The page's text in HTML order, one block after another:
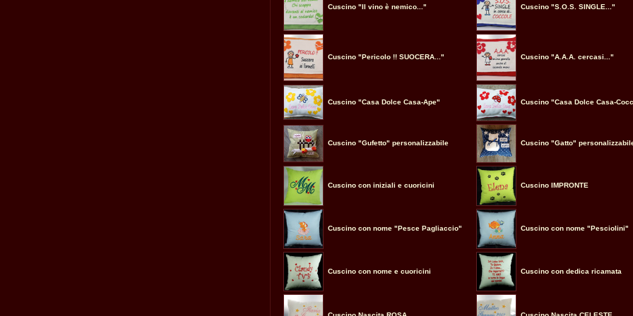
Cuscino "Il vino è nemico..." Cuscino "S.O.S. SINGLE..."
Cuscino "Pericolo !! SUOCERA..." Cuscino "A.A.A. cercasi..."
Cuscino "Casa Dolce Casa-Ape" Cuscino "Casa Dolce Casa-
Cuscino "Gufetto" personalizzabile Cuscino "Gatto"
Cuscino con iniziali e cuoricini Cuscino IMPRONTE
Cuscino con nome "Pesce Pagliaccio" Cuscino con nome "Pesciolini"
Cuscino con nome e cuoricini Cuscino con dedica ricamata